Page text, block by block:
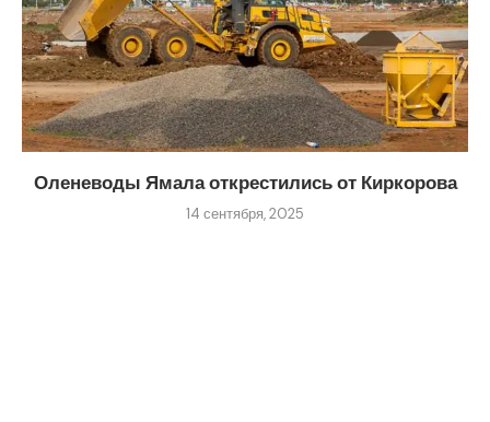
Оленеводы Ямала открестились от Киркорова
14 сентября, 2025